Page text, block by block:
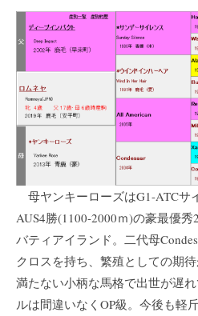
母ヤンキーローズはG1-ATCサ
AUS4勝(1100-2000ｍ)の豪最優
バティアイランド。二代母
クロスを持ち、繁殖としての期
満たない小柄な馬格で出世が遅
ルは間違いなくOP級。今後も軽